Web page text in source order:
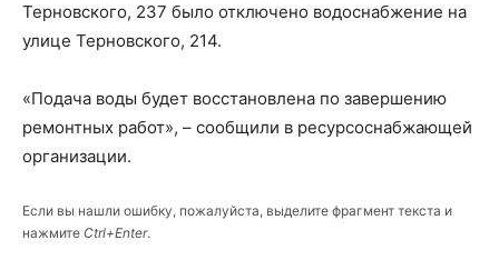
Терновского, 237 было отключено водоснабжение на
улице Терновского, 214.
«Подача воды будет восстановлена по завершению
ремонтных работ», – сообщили в ресурсоснабжающей
организации.
Если вы нашли ошибку, пожалуйста, выделите фрагмент текста и
нажмите Ctrl+Enter.